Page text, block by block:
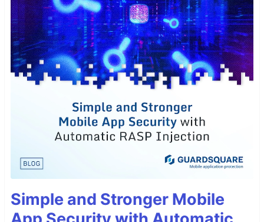
Simple and Stronger Mobile